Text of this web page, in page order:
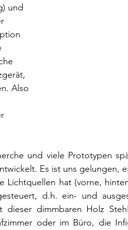
und
Also
und viele Prototypen
Es ist uns gelungen,
Lichtquellen hat (vorne,
d.h. ein- und
dieser dimmbaren Holz
oder im Büro, die